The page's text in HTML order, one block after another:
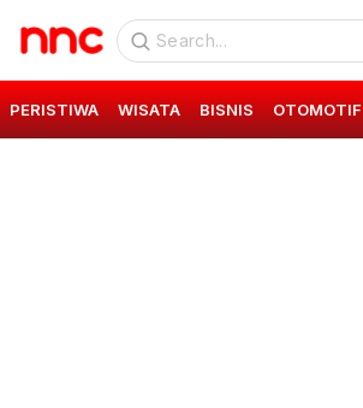
PERISTIWA WISATA BISNIS OTOMOTIF